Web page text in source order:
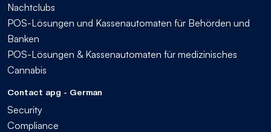
Nachtclubs
POS-Lösungen und Kassenautomaten für Behörden und
Banken
POS-Lösungen & Kassenautomaten für medizinisches
Cannabis
Contact apg - German
Security
Compliance